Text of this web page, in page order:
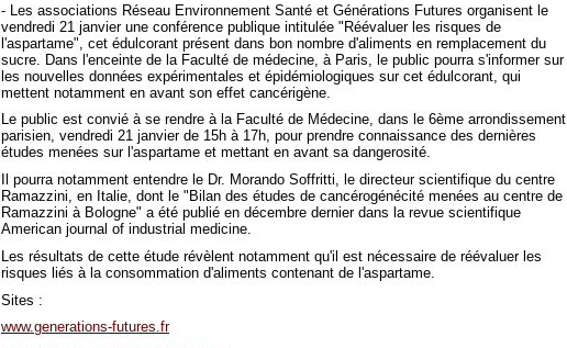
- Les associations Réseau Environnement Santé et Générations Futures organisent le
vendredi 21 janvier une conférence publique intitulée "Réévaluer les risques de
l'aspartame", cet édulcorant présent dans bon nombre d'aliments en remplacement du
sucre. Dans l'enceinte de la Faculté de médecine, à Paris, le public pourra s'informer sur
les nouvelles données expérimentales et épidémiologiques sur cet édulcorant, qui
mettent notamment en avant son effet cancérigène.
Le public est convié à se rendre à la Faculté de Médecine, dans le 6ème arrondissement
parisien, vendredi 21 janvier de 15h à 17h, pour prendre connaissance des dernières
études menées sur l'aspartame et mettant en avant sa dangerosité.
Il pourra notamment entendre le Dr. Morando Soffritti, le directeur scientifique du centre
Ramazzini, en Italie, dont le "Bilan des études de cancérogénécité menées au centre de
Ramazzini à Bologne" a été publié en décembre dernier dans la revue scientifique
American journal of industrial medicine.
Les résultats de cette étude révèlent notamment qu'il est nécessaire de réévaluer les
risques liés à la consommation d'aliments contenant de l'aspartame.
Sites :
www.generations-futures.fr